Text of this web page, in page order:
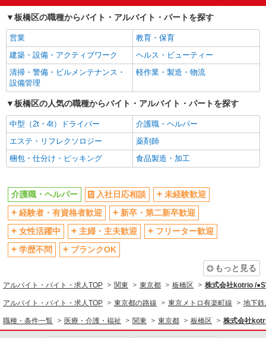
経験者・有資格者歓迎
新卒・第二新卒歓迎
女性活躍中
主婦・主夫歓迎
フリーター歓迎
学歴不問
ブランクOK
ミドル（40代～）活躍中
エルダー（50代～）活躍中
シニア（60代～）活躍中
高収入・高額
ボーナス・賞与あり
昇給あり
完全週休2日制
フルタイム歓迎
禁煙・分煙
駅直結・駅チカ
車通勤OK
バイク通勤OK
自転車通勤OK
社会保険あり
産休・育休取得実績あり
退職金・財形貯蓄制度あり
各種手当（家族・役職・インセン
ティブなど）あり
制服貸与
研修制度あり
資格取得支援制度あり
医療・介護・福祉
介護職・ヘルパー
板橋区の職種からバイト・アルバイト・パートを探す
営業
教育・保育
建築・設備・アクティブワーク
ヘルス・ビューティー
清掃・警備・ビルメンテナンス・
設備管理
軽作業・製造・物流
板橋区の人気の職種からバイト・アルバイト・パートを探す
中型（2t・4t）ドライバー
介護職・ヘルパー
エステ・リフレクソロジー
薬剤師
梱包・仕分け・ピッキング
食品製造・加工
介護職・ヘルパー 入社日応相談
未経験歓迎
経験者・有資格者歓迎
新卒・第二新卒歓迎
女性活躍中
主婦・主夫歓迎
フリーター歓迎
学歴不問
ブランクOK
もっと見る
アルバイト・バイト・求人TOP 関東 東京都 板橋区 株式会社kotrio /
アルバイト・バイト・求人TOP 東京都の路線 東京メトロ有楽町線 地下
職種・条件一覧 医療・介護・福祉 関東 東京都 板橋区 株式会社